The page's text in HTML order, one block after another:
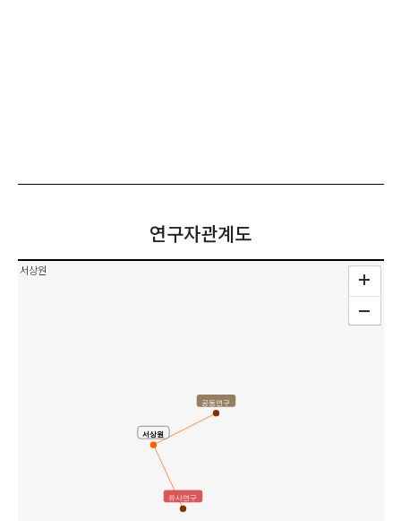
연구자관계도
서상원
서상원
공동연구
유사연구